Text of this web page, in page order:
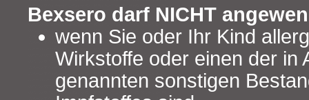
Bexsero darf NICHT
wenn Sie oder Ihr Kind
Wirkstoffe oder einen der in
genannten sonstigen